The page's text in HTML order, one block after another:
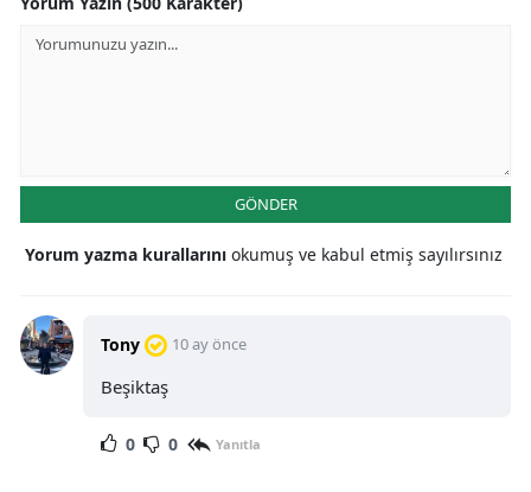
GÖNDER
Yorum yazma kurallarını okumuş ve kabul etmiş sayılırsınız
Tony 10 ay önce
Beşiktaş
0 0 Yanıtla